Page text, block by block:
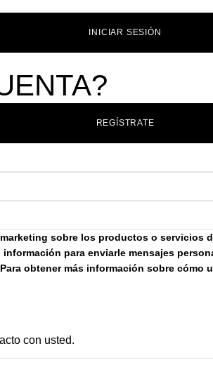
INICIAR SESIÓN
REGÍSTRATE
sobre los productos o servicios
para enviarle mensajes
obtener más información sobre
con usted.